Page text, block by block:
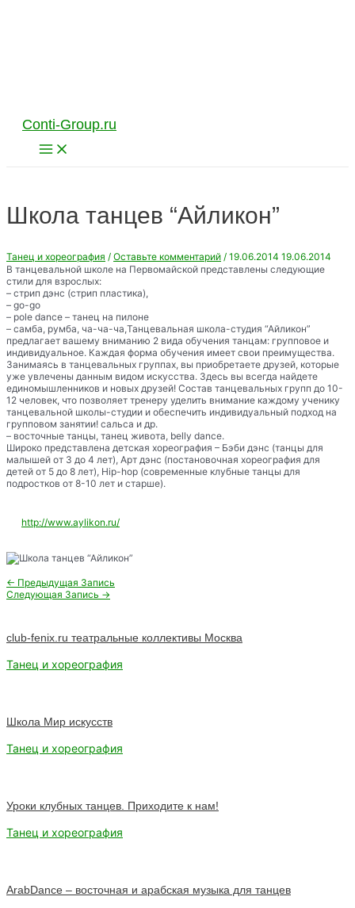
Conti-Group.ru
Main
Menu
Школа танцев “Айликон”
Танец и хореография / Оставьте комментарий / 19.06.2014 19.06.2014
В танцевальной школе на Первомайской представлены следующие
стили для взрослых:
– стрип дэнс (стрип пластика),
– go-go
– pole dance – танец на пилоне
– самба, румба, ча-ча-ча,Танцевальная школа-студия “Айликон”
предлагает вашему вниманию 2 вида обучения танцам: групповое и
индивидуальное. Каждая форма обучения имеет свои преимущества.
Занимаясь в танцевальных группах, вы приобретаете друзей, которые
уже увлечены данным видом искусства. Здесь вы всегда найдете
единомышленников и новых друзей! Состав танцевальных групп до 10-
12 человек, что позволяет тренеру уделить внимание каждому ученику
танцевальной школы-студии и обеспечить индивидуальный подход на
групповом занятии! сальса и др.
– восточные танцы, танец живота, belly dance.
Широко представлена детская хореография – Бэби дэнс (танцы для
малышей от 3 до 4 лет), Арт дэнс (постановочная хореография для
детей от 5 до 8 лет), Hip-hop (современные клубные танцы для
подростков от 8-10 лет и старше).
http://www.aylikon.ru/
Навигация
по
← Предыдущая Запись
Следующая Запись →
club-fenix.ru театральные коллективы Москва
Танец и хореография
Школа Мир искусств
Танец и хореография
Уроки клубных танцев. Приходите к нам!
Танец и хореография
ArabDance – восточная и арабская музыка для танцев